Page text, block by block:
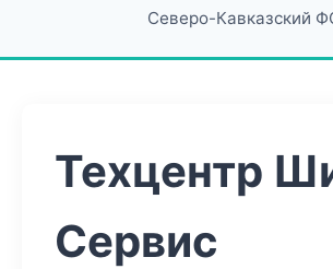
Северо-Кавказский
Техцентр
Сервис